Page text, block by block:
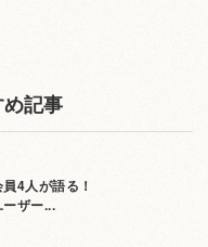
記事
4人が語る！
ザー...